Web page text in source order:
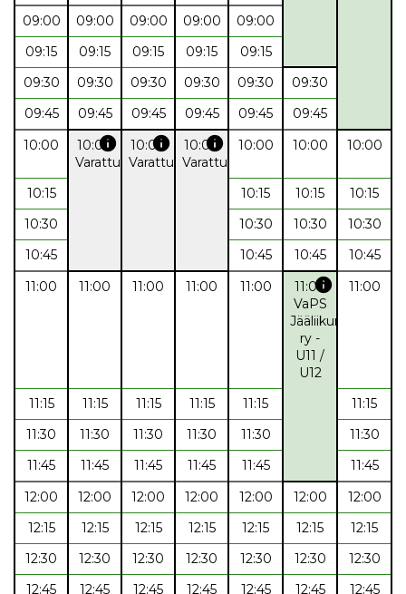
09:00
09:00 09:00 09:00
09:00
09:15
09:15 09:15 09:15
09:15
09:30
09:30 09:30 09:30 09:30
09:30
09:45
09:45 09:45 09:45 09:45
09:45
10:00
10:00info
Varattu
10:00info
Varattu
10:00info
Varattu
10:00 10:00 10:00
10:15 10:15 10:15
10:15
10:30
10:30 10:30
10:30
10:45
10:45 10:45
10:45
11:00
11:00 11:00 11:00 11:00 11:00info
VaPS
Jääliikunta
ry -
U11 /
U12
11:00
11:15 11:15 11:15 11:15 11:15
11:15
11:30
11:30 11:30 11:30 11:30
11:30
11:45
11:45 11:45 11:45 11:45
11:45
12:00
12:00 12:00 12:00 12:00 12:00
12:00
12:15
12:15 12:15 12:15 12:15 12:15
12:15
12:30
12:30 12:30 12:30 12:30 12:30
12:30
12:45
12:45 12:45 12:45 12:45 12:45 12:45